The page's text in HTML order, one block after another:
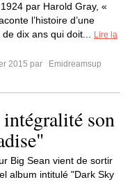
par Harold Gray, «
l’histoire d’une
dix ans qui doit...
Lire la
2015 par
Emidreamsup
son
Big Sean vient de sortir
album intitulé "Dark Sky